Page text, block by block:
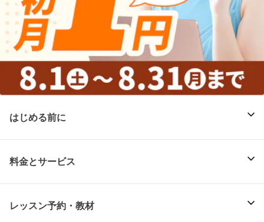
はじめる前に
料金とサービス
レッスン予約・教材